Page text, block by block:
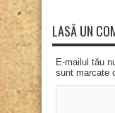
LASĂ UN
E-mailul tău
sunt marcate